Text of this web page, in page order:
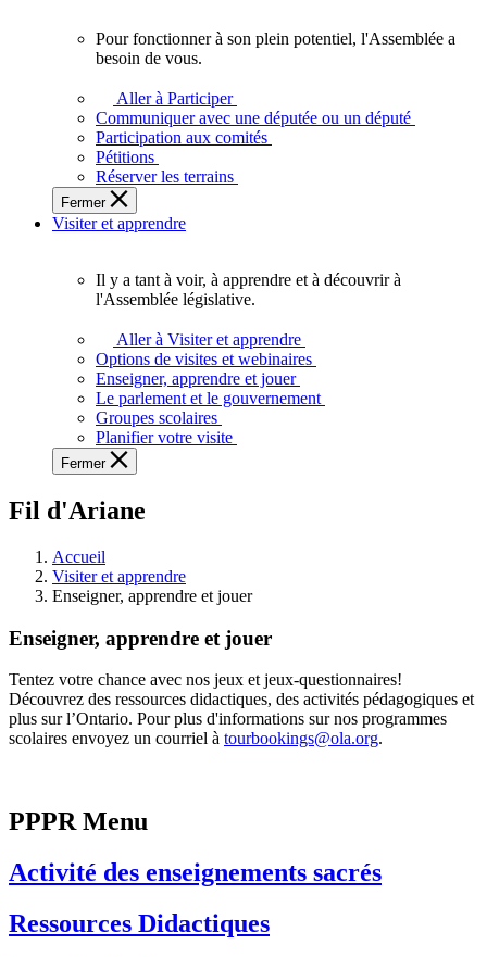
plein
potentiel,
l'Assemblée
a
besoin
de
Pour fonctionner à son plein potentiel, l'Assemblée a
besoin de vous.
Aller à Participer
Communiquer avec une députée ou un député
Participation aux comités
Pétitions
Réserver les terrains
Fermer
Visiter et apprendre
voir,
apprendre
et
à
à
législative.
Il y a tant à voir, à apprendre et à découvrir à
l'Assemblée législative.
Aller à Visiter et apprendre
Options de visites et webinaires
Enseigner, apprendre et jouer
Le parlement et le gouvernement
Groupes scolaires
Planifier votre visite
Fermer
Fil d'Ariane
Accueil
Visiter et apprendre
Enseigner, apprendre et jouer
Enseigner, apprendre et jouer
Tentez votre chance avec nos jeux et jeux-questionnaires!
Découvrez des ressources didactiques, des activités pédagogiques et
plus sur l’Ontario. Pour plus d'informations sur nos programmes
scolaires envoyez un courriel à tourbookings@ola.org.
PPPR Menu
Activité des enseignements sacrés
Ressources Didactiques